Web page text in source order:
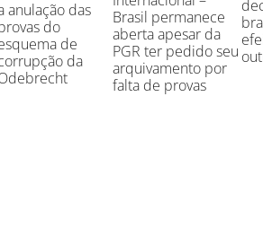
anulação das
do
de
da
Brasil permanece
aberta apesar da
PGR ter pedido seu
arquivamento por
falta de provas